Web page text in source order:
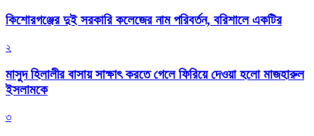
কিশোরগঞ্জের দুই সরকারি কলেজের নাম পরিবর্তন, বরিশালে একটির
২
মাসুদ হিলালীর বাসায় সাক্ষাৎ করতে গেলে ফিরিয়ে দেওয়া হলো মাজহারুল
ইসলামকে
৩